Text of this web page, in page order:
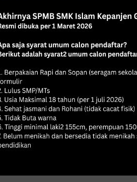
Atas Kemenangan
Pencak Silat
SMK Islam Kepanjen. Salah sa…